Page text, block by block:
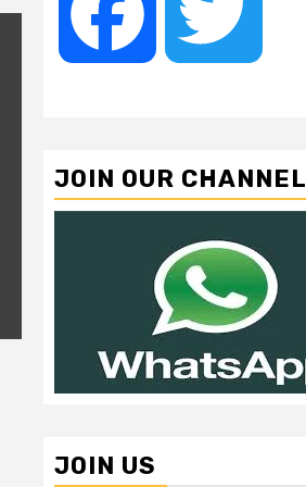
Facebook
JOIN OUR CHANNEL
JOIN US